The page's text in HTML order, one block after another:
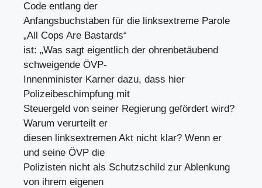
Code entlang der
Anfangsbuchstaben für die linksextreme Parole
„All Cops Are Bastards“
ist: „Was sagt eigentlich der ohrenbetäubend
schweigende ÖVP-
Innenminister Karner dazu, dass hier
Polizeibeschimpfung mit
Steuergeld von seiner Regierung gefördert wird?
Warum verurteilt er
diesen linksextremen Akt nicht klar? Wenn er
und seine ÖVP die
Polizisten nicht als Schutzschild zur Ablenkung
von ihrem eigenen